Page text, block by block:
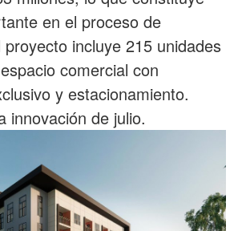
en el proceso de
incluye 215 unidades
comercial con
y estacionamiento.
innovación de julio.